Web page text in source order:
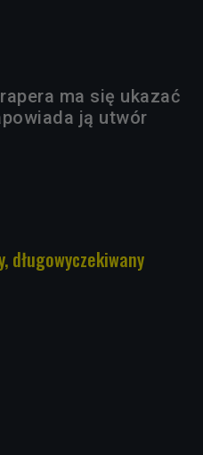
ma się ukazać
ją utwór
długowyczekiwany